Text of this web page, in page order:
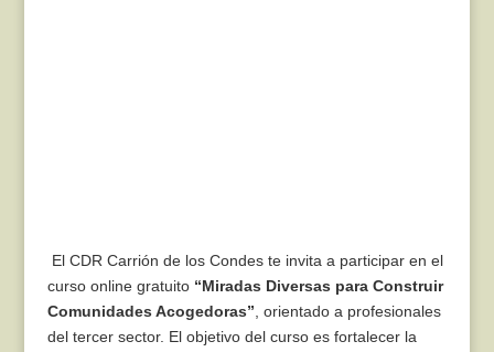
El CDR Carrión de los Condeste invita a participar en el
curso online gratuito “Miradas Diversas para Construir
Comunidades Acogedoras”, orientado a profesionales
del tercer sector. El objetivo del curso es fortalecer la